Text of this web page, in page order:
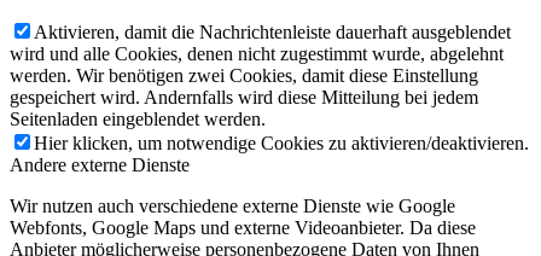
Aktivieren, damit die Nachrichtenleiste dauerhaft ausgeblendet
wird und alle Cookies, denen nicht zugestimmt wurde, abgelehnt
werden. Wir benötigen zwei Cookies, damit diese Einstellung
gespeichert wird. Andernfalls wird diese Mitteilung bei jedem
Seitenladen eingeblendet werden.
Hier klicken, um notwendige Cookies zu aktivieren/deaktivieren.
Andere externe Dienste
Wir nutzen auch verschiedene externe Dienste wie Google
Webfonts, Google Maps und externe Videoanbieter. Da diese
Anbieter möglicherweise personenbezogene Daten von Ihnen